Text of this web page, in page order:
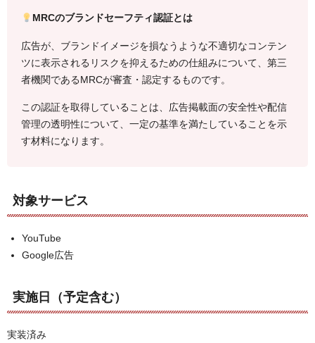
MRCのブランドセーフティ認証とは
広告が、ブランドイメージを損なうような不適切なコンテン
ツに表示されるリスクを抑えるための仕組みについて、第三
者機関であるMRCが審査・認定するものです。
この認証を取得していることは、広告掲載面の安全性や配信
管理の透明性について、一定の基準を満たしていることを示
す材料になります。
対象サービス
YouTube
Google広告
実施日（予定含む）
実装済み